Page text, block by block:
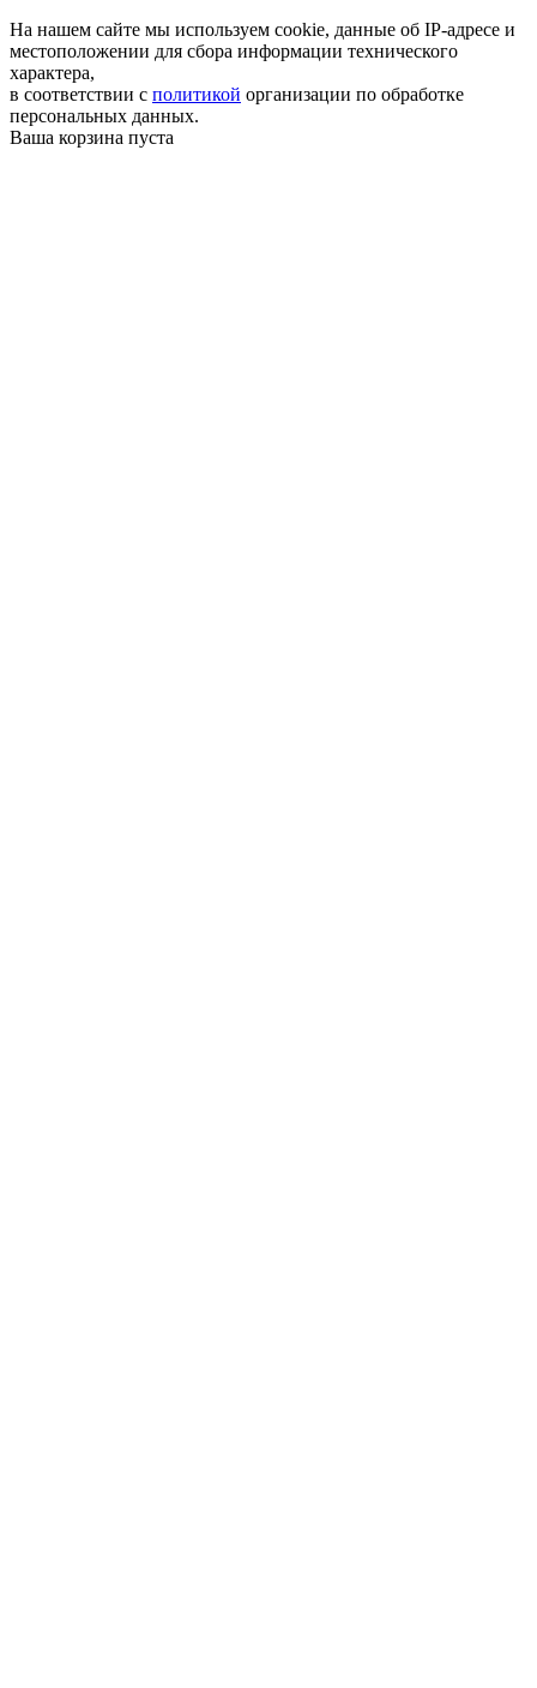
На нашем сайте мы используем cookie, данные об IP-адресе и
местоположении для сбора информации технического
характера,
в соответствии с политикой организации по обработке
персональных данных.
Ваша корзина пуста